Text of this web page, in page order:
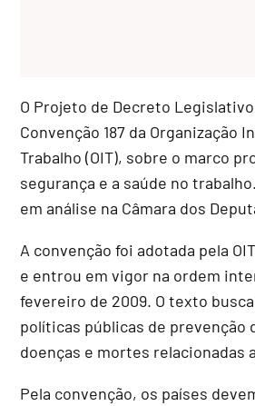
O Projeto de Decreto
Convenção 187 da Organização
Trabalho (OIT), sobre o marco
segurança e a saúde no
em análise na Câmara dos
A convenção foi adotada pela
e entrou em vigor na ordem
fevereiro de 2009. O texto
políticas públicas de prevenção
doenças e mortes relacionadas
Pela convenção, os países